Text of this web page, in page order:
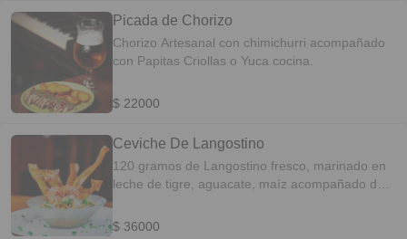
Picada de Chorizo
Chorizo Artesanal con chimichurri acompañado
con Papitas Criollas o Yuca cocina.
$ 22000
Ceviche De Langostino
120 gramos de Langostino fresco, marinado en
leche de tigre, aguacate, maíz acompañado de
$ 36000